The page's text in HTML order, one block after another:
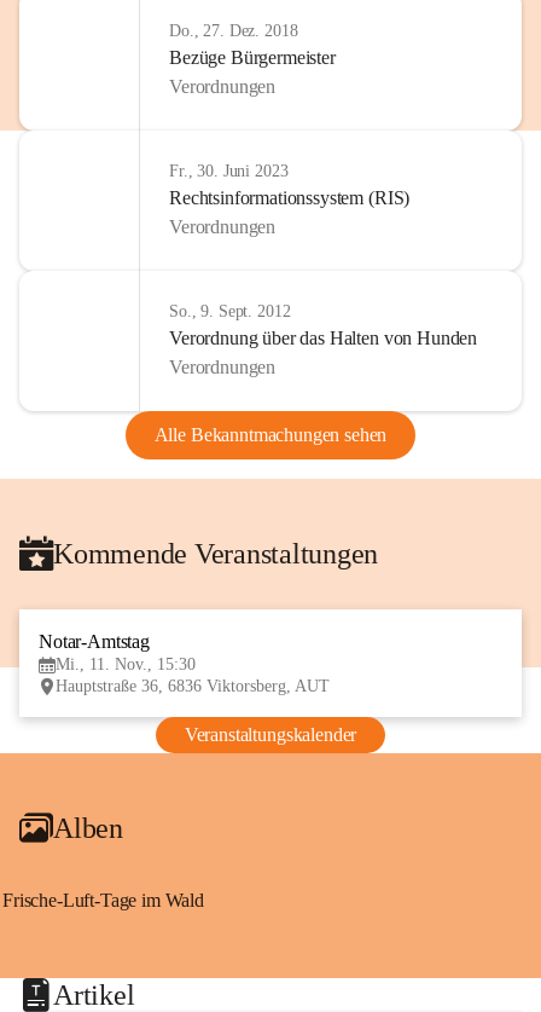
Do., 27. Dez. 2018
Bezüge Bürgermeister
Verordnungen
Fr., 30. Juni 2023
Rechtsinformationssystem (RIS)
Verordnungen
So., 9. Sept. 2012
Verordnung über das Halten von Hunden
Verordnungen
Alle Bekanntmachungen sehen
Kommende Veranstaltungen
Notar-Amtstag
Mi., 11. Nov., 15:30
Hauptstraße 36, 6836 Viktorsberg, AUT
Veranstaltungskalender
Alben
Frische-Luft-Tage im Wald
Artikel